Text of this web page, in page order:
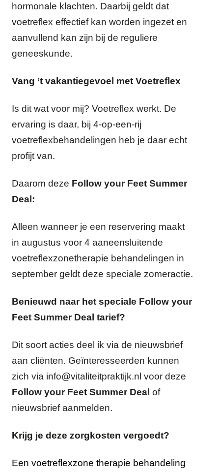
hormonale klachten. Daarbij geldt dat
voetreflex effectief kan worden ingezet en
aanvullend kan zijn bij de reguliere
geneeskunde.
Vang ’t vakantiegevoel met Voetreflex
Is dit wat voor mij? Voetreflex werkt. De
ervaring is daar, bij 4-op-een-rij
voetreflexbehandelingen heb je daar echt
profijt van.
Daarom deze Follow your Feet Summer
Deal:
Alleen wanneer je een reservering maakt
in augustus voor 4 aaneensluitende
voetreflexzonetherapie behandelingen in
september geldt deze speciale zomeractie.
Benieuwd naar het speciale Follow your
Feet Summer Deal tarief?
Dit soort acties deel ik via de nieuwsbrief
aan cliënten. Geïnteresseerden kunnen
zich via info@vitaliteitpraktijk.nl voor deze
Follow your Feet Summer Deal of
nieuwsbrief aanmelden.
Krijg je deze zorgkosten vergoedt?
Een voetreflexzone therapie behandeling